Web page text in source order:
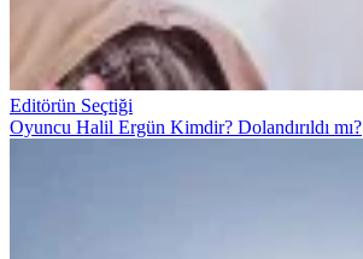
Editörün Seçtiği
Oyuncu Halil Ergün Kimdir? Dolandırıldı mı?